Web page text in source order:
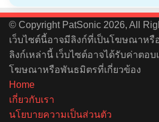
© Copyright PatSonic 2026, All
เว็บไซต์นี้อาจมีลิงก์ที่เป็นโฆษณาห
ลิงก์เหล่านี้ เว็บไซต์อาจได้รับค่าตอ
โฆษณาหรือพันธมิตรที่เกี่ยวข้อง
Home
เกี่ยวกับเรา
นโยบายความเป็นส่วนตัว